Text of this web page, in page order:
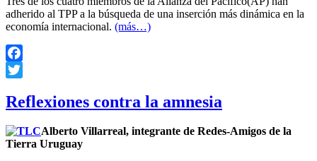
adherido al TPP a la búsqueda de una inserción más dinámica en la
economía internacional. (más…)
Facebook
Reflexiones contra la amnesia
Alberto Villarreal, integrante de Redes-Amigos de la
Tierra Uruguay